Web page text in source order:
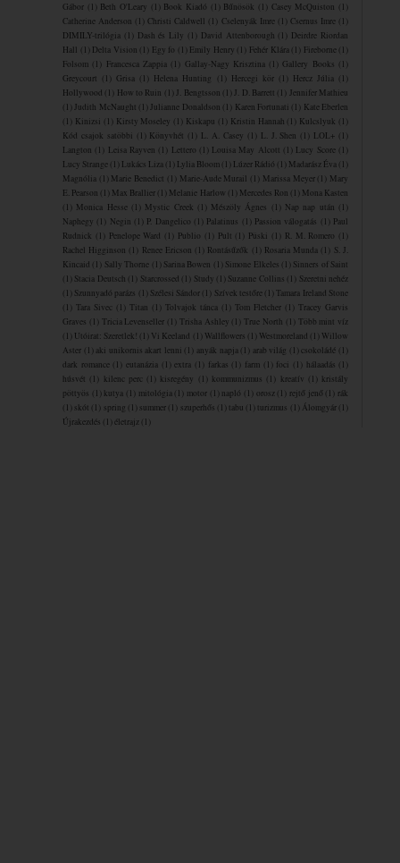
Gábor
(1) Beth O'Leary (1) Book Kiadó (1) Bűnösök (1) Casey McQuiston
(1)
Catherine Anderson
(1) Christi Caldwell (1) Cselenyák Imre (1) Csernus Imre
(1)
DIMILY-trilógia
(1) Dash és Lily (1) David Attenborough (1) Deirdre Riordan
Hall
(1) Delta Vision (1) Egy fo (1) Emily Henry (1) Fehér Klára (1) Fireborne (1)
Folsom
(1) Francesca Zappia (1) Gallay-Nagy Krisztina (1) Gallery Books
(1)
Greycourt
(1) Grisa (1) Helena Hunting (1) Hercegi kör (1) Hercz Júlia
(1)
Hollywood
(1) How to Ruin (1)J. Bengtsson (1)J. D. Barrett (1) Jennifer Mathieu
(1)Judith McNaught (1)Julianne Donaldson (1) Karen Fortunati (1) Kate Eberlen
(1) Kinizsi (1) Kirsty Moseley (1) Kiskapu (1) Kristin Hannah (1) Kulcslyuk
(1)
Kód csajok satöbbi
(1) Könyvhét (1) L. A. Casey (1) L. J. Shen (1) LOL+
(1)
Langton
(1) Leisa Rayven (1) Lettero (1) Louisa May Alcott (1) Lucy Score
(1)
Lucy Strange (1) Lukács Liza (1) Lylia Bloom (1) Lúzer Rádió (1) Madarász Éva (1)
Magnólia
(1) Marie Benedict (1) Marie-Aude Murail (1) Marissa Meyer (1) Mary
E. Pearson
(1) Max Brallier (1) Melanie Harlow (1) Mercedes Ron (1) Mona Kasten
(1) Monica Hesse (1) Mystic Creek (1) Mészöly Ágnes (1) Nap nap után
(1)
Naphegy
(1) Negin (1) P. Dangelico (1) Palatinus (1) Passion válogatás (1) Paul
Rudnick
(1) Penelope Ward (1) Publio (1) Pult (1) Püski (1) R. M. Romero
(1)
Rachel Higginson
(1) Renee Ericson (1) Rontásűzők (1) Rosaria Munda (1) S. J.
Kincaid
(1) Sally Thorne (1) Sarina Bowen (1) Simone Elkeles (1) Sinners of Saint
(1) Stacia Deutsch (1) Starcrossed (1) Study (1) Suzanne Collins (1) Szeretni nehéz
(1) Szunnyadó parázs (1) Szélesi Sándor (1) Szívek testőre (1)Tamara Ireland Stone
(1) Tara Sivec (1) Titan (1) Tolvajok ​tánca (1) Tom Fletcher (1) Tracey Garvis
Graves
(1) Tricia Levenseller (1) Trisha Ashley (1) True North (1) Több mint víz
(1) Utóirat: Szeretlek! (1) Vi Keeland (1) Wallflowers (1) Westmoreland (1) Willow
Aster
(1) aki unikornis akart lenni (1) anyák napja (1) arab világ (1)csokoládé
(1)
dark romance
(1) eutanázia (1) extra (1) farkas (1) farm (1) foci (1) hálaadás
(1)
húsvét
(1) kilenc perc (1) kisregény (1) kommunizmus (1) kreatív (1) kristály
pöttyös
(1) kutya (1) mitológia (1) motor (1) napló (1) orosz (1) rejtő jenő (1) rák
(1) skót (1) spring (1) summer (1) szuperhős (1) tabu (1) turizmus (1) Álomgyár (1)
Újrakezdés
(1)életrajz (1)